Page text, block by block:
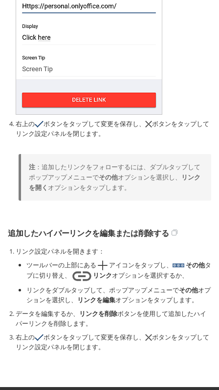
右上の ボタンをタップして変更を保存し、
ボタンをタップして
リンク設定パネルを閉じます。
注 ：追加したリンクをフォローするには、ダブルタップして
ポップアップメニューでその他オプションを選択し、
リンク
を開く オプションをタップします。
追加したハイパーリンクを編集または削除する
リンク設定パネルを開きます：
ツールバーの上部にある
アイコンをタップし、 その他タ
ブに切り替え、
リンクオプションを選択するか、
リンクをダブルタップして、ポップアップメニューでその他オプ
ションを選択し、
リンクを編集オプションをタップします。
データを編集するか、
リンクを削除ボタンを使用して追加したハイ
パーリンクを削除します。
右上の
ボタンをタップして変更を保存し、
ボタンをタップして
リンク設定パネルを閉じます。